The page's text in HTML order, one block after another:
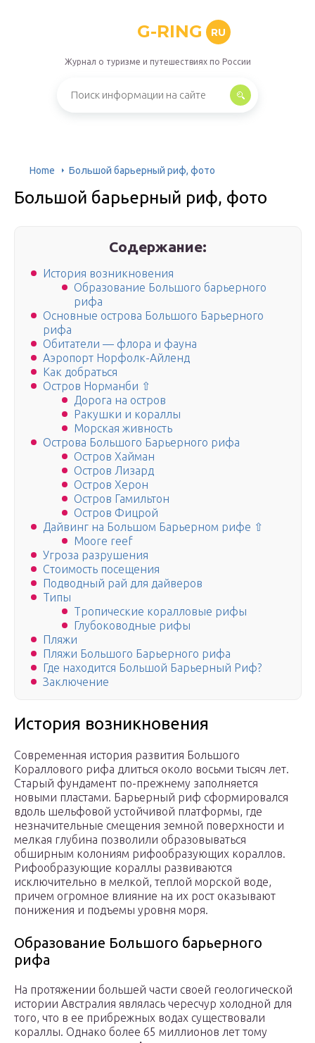
G-RING RU
Журнал о туризме и путешествиях по России
Home Большой барьерный риф, фото
Большой барьерный риф, фото
Содержание:
История возникновения
Образование Большого барьерного
рифа
Основные острова Большого Барьерного
рифа
Обитатели — флора и фауна
Аэропорт Норфолк-Айленд
Как добраться
Остров Норманби ⇧
Дорога на остров
Ракушки и кораллы
Морская живность
Острова Большого Барьерного рифа
Остров Хайман
Остров Лизард
Остров Херон
Остров Гамильтон
Остров Фицрой
Дайвинг на Большом Барьерном рифе ⇧
Moore reef
Угроза разрушения
Стоимость посещения
Подводный рай для дайверов
Типы
Тропические коралловые рифы
Глубоководные рифы
Пляжи
Пляжи Большого Барьерного рифа
Где находится Большой Барьерный Риф?
Заключение
История возникновения
Современная история развития Большого
Кораллового рифа длиться около восьми тысяч лет.
Старый фундамент по-прежнему заполняется
новыми пластами. Барьерный риф сформировался
вдоль шельфовой устойчивой платформы, где
незначительные смещения земной поверхности и
мелкая глубина позволили образовываться
обширным колониям рифообразующих кораллов.
Рифообразующие кораллы развиваются
исключительно в мелкой, теплой морской воде,
причем огромное влияние на их рост оказывают
понижения и подъемы уровня моря.
Образование Большого барьерного
рифа
На протяжении большей части своей геологической
истории Австралия являлась чересчур холодной для
того, что в ее прибрежных водах существовали
кораллы. Однако более 65 миллионов лет тому